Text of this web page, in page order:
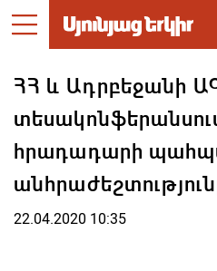
ՀՀ և Ադրբեջանի
հրադադարի
22.04.2020 10:35